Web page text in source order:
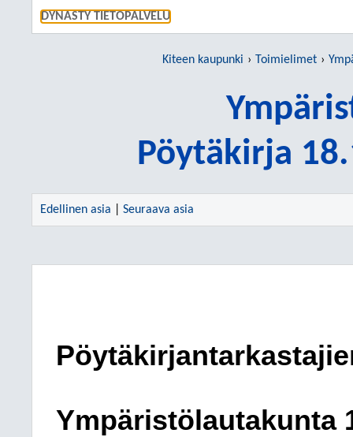
DYNASTY TIETOPALVELU
Kiteen kaupunki Toimielimet
Pöytäkirja
Edellinen asia Seuraava asia
Ympäristölautakunta